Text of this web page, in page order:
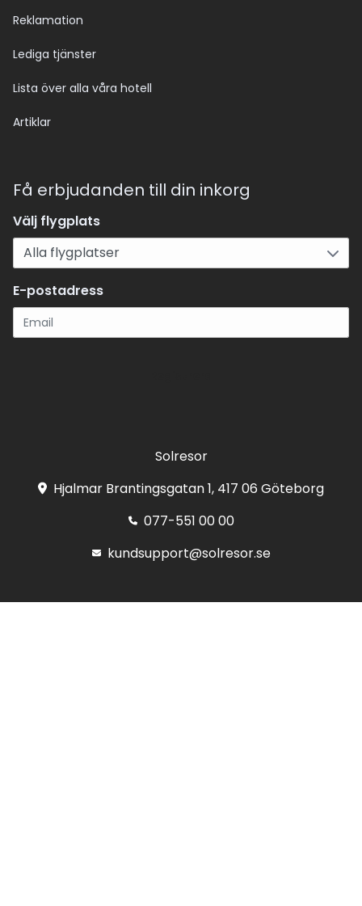
Reklamation
Lediga tjänster
Lista över alla våra hotell
Artiklar
Få erbjudanden till din inkorg
Välj flygplats
E-postadress
Solresor
Hjalmar Brantingsgatan 1, 417 06 Göteborg
077-551 00 00
kundsupport@solresor.se